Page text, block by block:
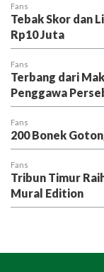
Fans
Tebak Skor dan
Rp10 Juta
Fans
Terbang dari
Penggawa
Fans
200 Bonek
Fans
Tribun Timur
Mural Edition